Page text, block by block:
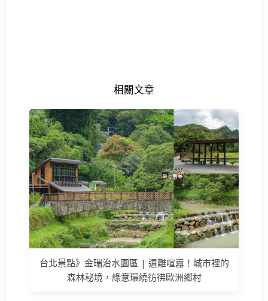
相關文章
台北景點》金瑞治水園區 | 遠離喧囂！城市裡的
森林秘境，綠意環繞彷彿歐洲鄉村